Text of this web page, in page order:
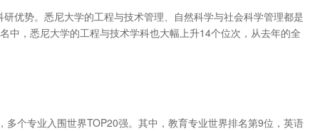
优势。悉尼大学的工程与技术管理、自然科学与社会科学管理都是
中，悉尼大学的工程与技术学科也大幅上升14个位次，从去年的全
个专业入围世界TOP20强。其中，教育专业世界排名第9位，英语